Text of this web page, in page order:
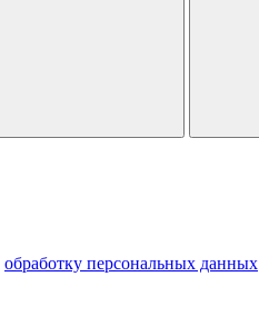
обработку персональных данных